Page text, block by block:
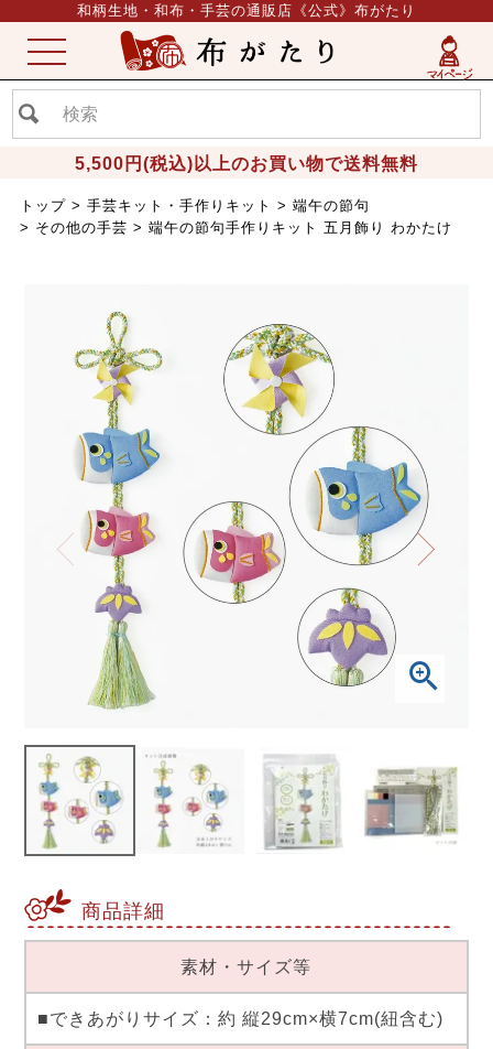
和柄生地・和布・手芸の通販店《公式》布がたり
5,500円(税込)以上のお買い物で送料無料
ME
NU
トップ 手芸キット・手作りキット
端午の節句
その他の手芸
端午の節句手作りキット 五月飾り わかたけ
商品詳細
素材・サイズ等
■できあがりサイズ：約 縦29cm×横7cm(紐含む)